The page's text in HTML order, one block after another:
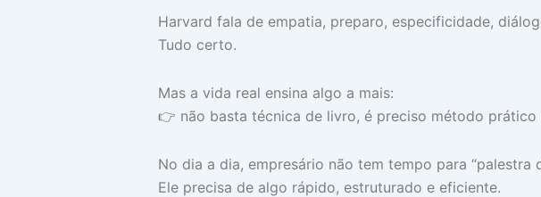
Harvard fala de empatia, preparo, especificidade,
Tudo certo.
Mas a vida real ensina algo a mais:
👉 não basta técnica de livro, é preciso método prático
No dia a dia, empresário não tem tempo para “palestra
Ele precisa de algo rápido, estruturado e eficiente.